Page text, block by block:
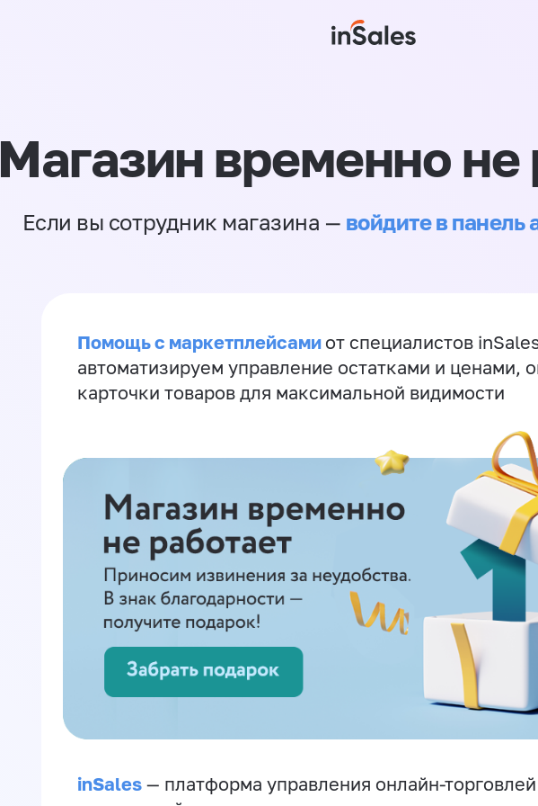
Магазин временно не
Если вы сотрудник магазина — войдите в панель
Помощь с маркетплейсами от специалистов
автоматизируем управление остатками и ценами,
карточки товаров для максимальной видимости
inSales — платформа управления онлайн-торговлей